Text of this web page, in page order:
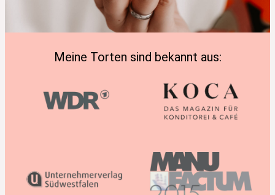
Meine Torten sind bekannt aus: